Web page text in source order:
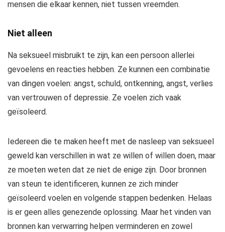
mensen die elkaar kennen, niet tussen vreemden.
Niet alleen
Na seksueel misbruikt te zijn, kan een persoon allerlei
gevoelens en reacties hebben. Ze kunnen een combinatie
van dingen voelen: angst, schuld, ontkenning, angst, verlies
van vertrouwen of depressie. Ze voelen zich vaak
geïsoleerd.
Iedereen die te maken heeft met de nasleep van seksueel
geweld kan verschillen in wat ze willen of willen doen, maar
ze moeten weten dat ze niet de enige zijn. Door bronnen
van steun te identificeren, kunnen ze zich minder
geïsoleerd voelen en volgende stappen bedenken. Helaas
is er geen alles genezende oplossing. Maar het vinden van
bronnen kan verwarring helpen verminderen en zowel